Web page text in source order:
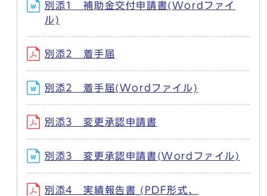
別添1 補助金交付申請書(Wordファイ
ル)
別添2 着手届
別添2 着手届(Wordファイル)
別添3 変更承認申請書
別添3 変更承認申請書(Wordファイル)
別添4 実績報告書 (PDF形式、